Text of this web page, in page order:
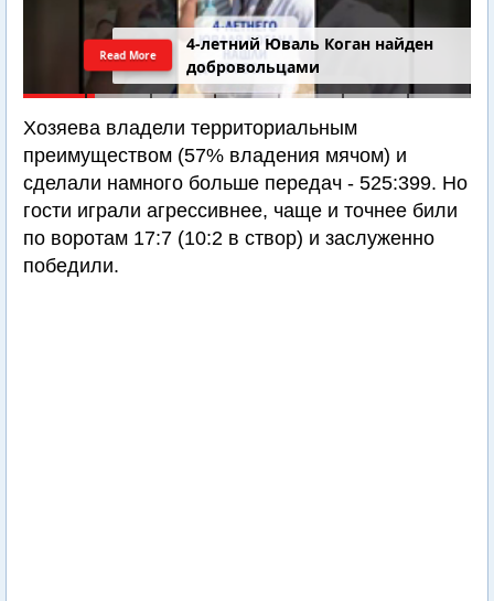
4-летний Юваль Коган найден
добровольцами
Read More
Хозяева владели территориальным
преимуществом (57% владения мячом) и
сделали намного больше передач - 525:399. Но
гости играли агрессивнее, чаще и точнее били
по воротам 17:7 (10:2 в створ) и заслуженно
победили.